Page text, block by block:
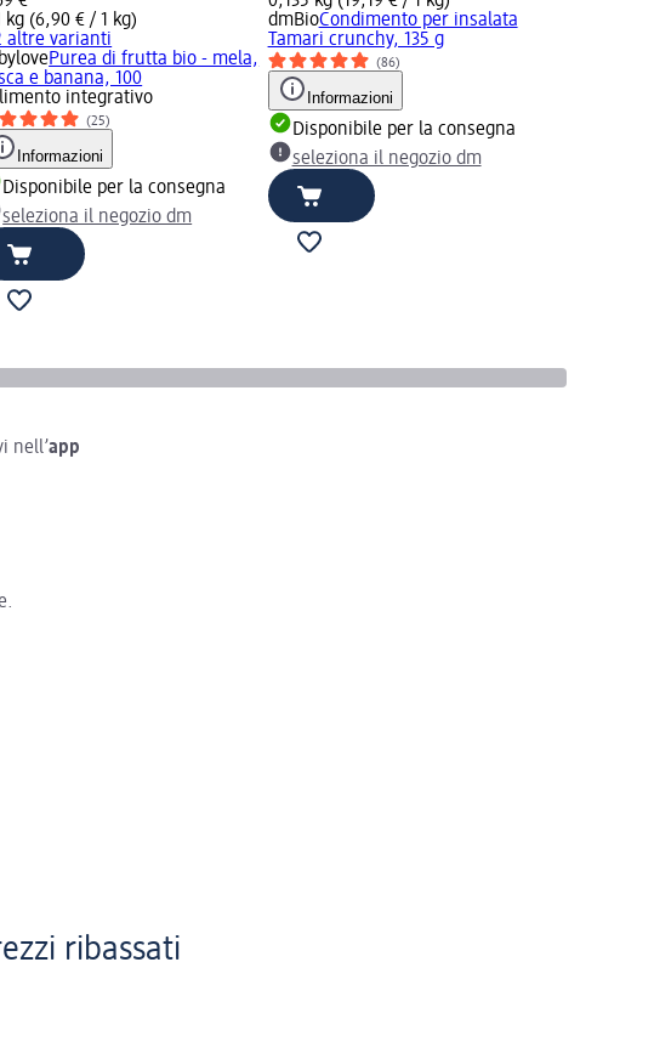
kg (6,90 € / 1 kg)
altre varianti
Purea di frutta bio - mela,
e banana, 100
integrativo
(25)
Informazioni
Disponibile per la consegna
seleziona il negozio dm
dmBioCondimento per insalata
Tamari crunchy, 135 g
(86)
Informazioni
Disponibile per la consegna
seleziona il negozio dm
nell’app
ribassati